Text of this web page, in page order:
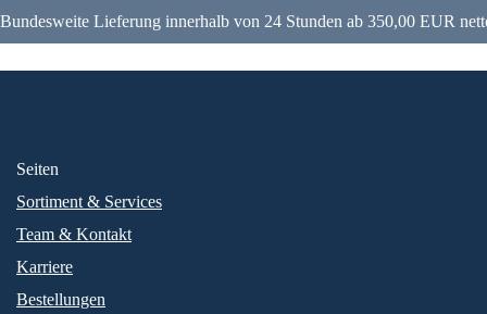
Bundesweite Lieferung innerhalb von 24 Stunden ab 350,00 EUR
Seiten
Sortiment & Services
Team & Kontakt
Karriere
Bestellungen